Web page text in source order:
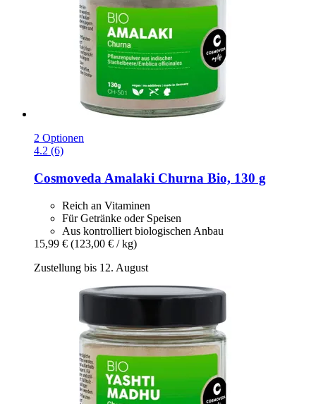
2 Optionen
4.2 (6)
Cosmoveda Amalaki Churna Bio, 130 g
Reich an Vitaminen
Für Getränke oder Speisen
Aus kontrolliert biologischen Anbau
15,99 € (123,00 € / kg)
Zustellung bis 12. August